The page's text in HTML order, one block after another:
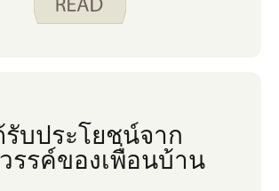
รับประโยชน์จาก
รรค์ของเพื่อนบ้าน